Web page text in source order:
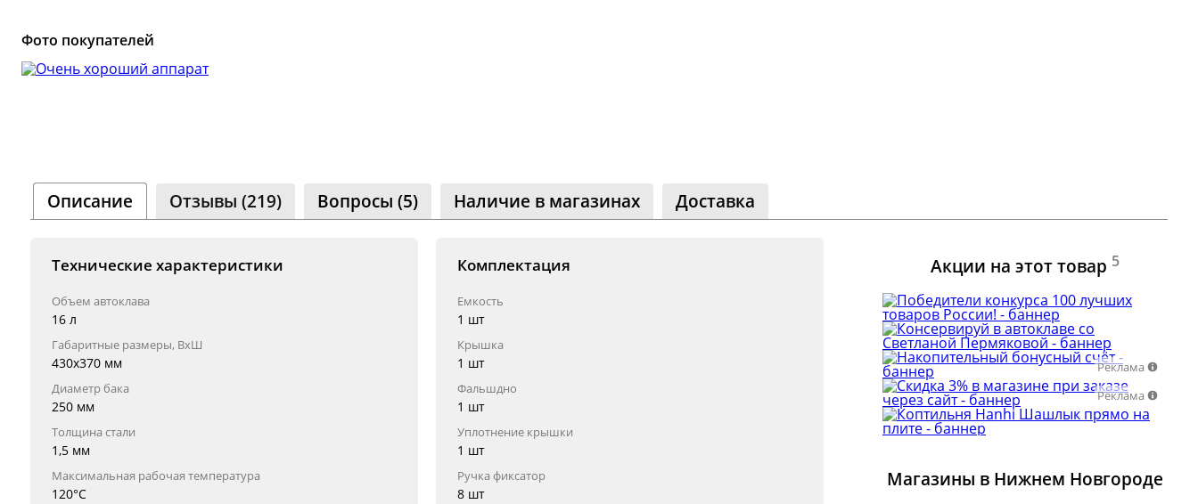
Фото покупателей
Описание Отзывы (219) Вопросы (5) Наличие в магазинах Доставка
Технические характеристики
Объем автоклава
16 л
Габаритные размеры, ВхШ
430х370 мм
Диаметр бака
250 мм
Толщина стали
1,5 мм
Максимальная рабочая температура
120°С
Комплектация
Емкость
1 шт
Крышка
1 шт
Фальшдно
1 шт
Уплотнение крышки
1 шт
Ручка фиксатор
8 шт
Акции на этот товар 5
Реклама
Реклама
Магазины в Нижнем Новгороде